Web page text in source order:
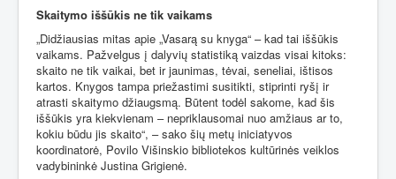
Skaitymo iššūkis ne tik vaikams
„Didžiausias mitas apie „Vasarą su knyga“ – kad tai iššūkis
vaikams. Pažvelgus į dalyvių statistiką vaizdas visai kitoks:
skaito ne tik vaikai, bet ir jaunimas, tėvai, seneliai, ištisos
kartos. Knygos tampa priežastimi susitikti, stiprinti ryšį ir
atrasti skaitymo džiaugsmą. Būtent todėl sakome, kad šis
iššūkis yra kiekvienam – nepriklausomai nuo amžiaus ar to,
kokiu būdu jis skaito“, – sako šių metų iniciatyvos
koordinatorė, Povilo Višinskio bibliotekos kultūrinės veiklos
vadybininkė Justina Grigienė.